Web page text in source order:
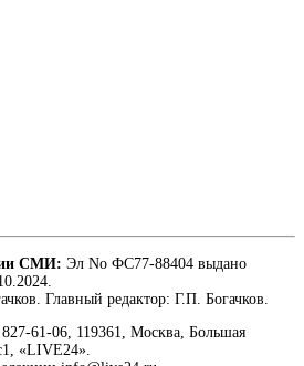
СМИ: Эл No ФС77-88404 выдано
Главный редактор: Г.П. Богачков.
61-06, 119361, Москва, Большая
«LIVE24».